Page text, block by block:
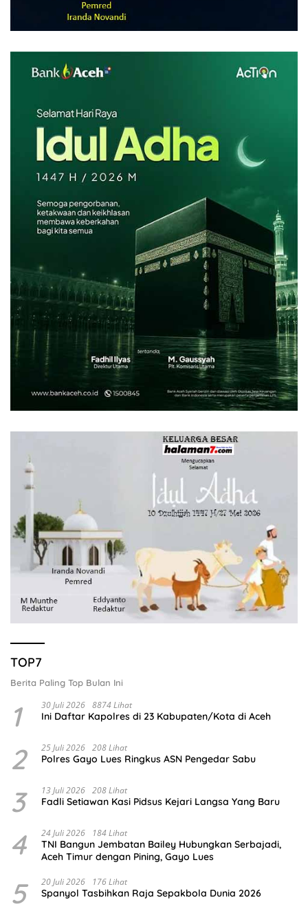
TOP7
Berita Paling Top Bulan Ini
1 30 Juli 2026 8874 Lihat
Ini Daftar Kapolres di 23 Kabupaten/Kota di Aceh
2 25 Juli 2026 208 Lihat
Polres Gayo Lues Ringkus ASN Pengedar Sabu
3 13 Juli 2026 208 Lihat
Fadli Setiawan Kasi Pidsus Kejari Langsa Yang Baru
4 24 Juli 2026 184 Lihat
TNI Bangun Jembatan Bailey Hubungkan Serbajadi,
Aceh Timur dengan Pining, Gayo Lues
5 20 Juli 2026 176 Lihat
Spanyol Tasbihkan Raja Sepakbola Dunia 2026